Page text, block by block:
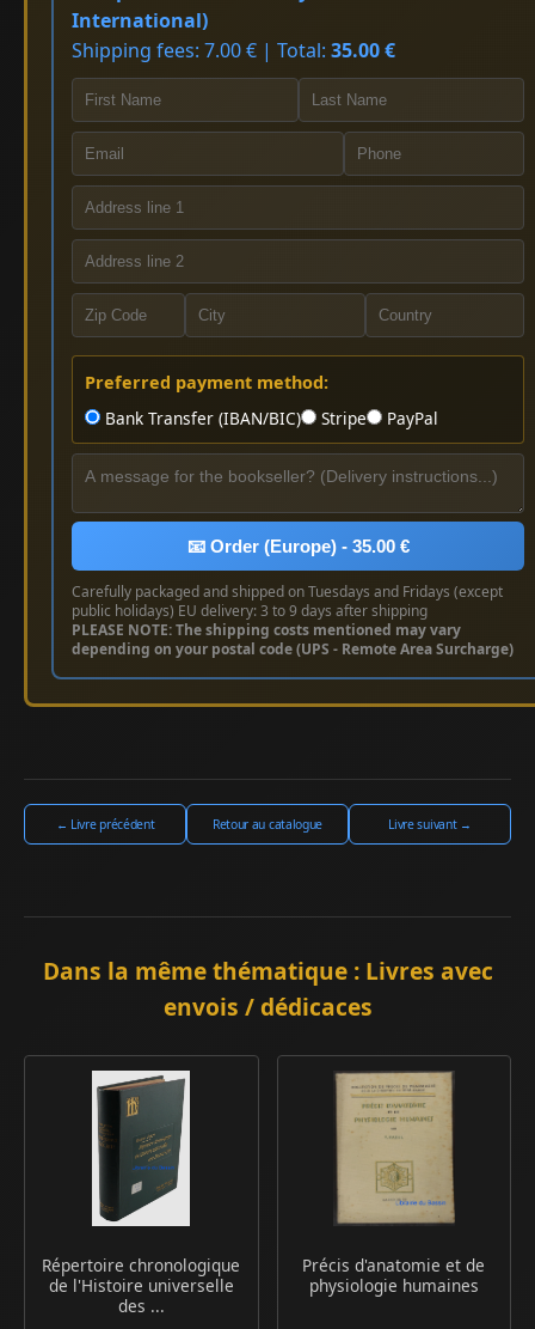
International)
Shipping fees: 7.00 € | Total: 35.00 €
Preferred payment method:
Bank Transfer (IBAN/BIC)
Stripe PayPal
📧 Order (Europe) - 35.00 €
Carefully packaged and shipped on Tuesdays and Fridays (except
public holidays) EU delivery: 3 to 9 days after shipping
PLEASE NOTE: The shipping costs mentioned may vary
depending on your postal code (UPS - Remote Area Surcharge)
← Livre précédent Retour au catalogue Livre suivant →
Dans la même thématique : Livres avec
envois / dédicaces
Répertoire chronologique
de l'Histoire universelle
des ...
Précis d'anatomie et de
physiologie humaines